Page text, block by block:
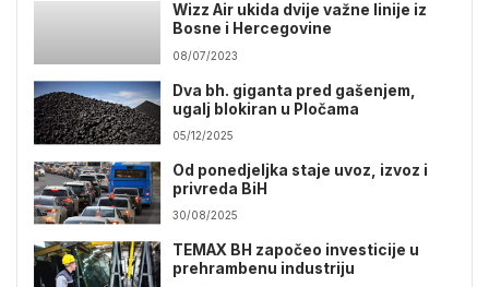
Wizz Air ukida dvije važne linije iz
Bosne i Hercegovine
08/07/2023
Dva bh. giganta pred gašenjem,
ugalj blokiran u Pločama
05/12/2025
Od ponedjeljka staje uvoz, izvoz i
privreda BiH
30/08/2025
TEMAX BH započeo investicije u
prehrambenu industriju